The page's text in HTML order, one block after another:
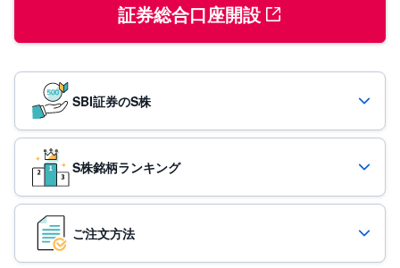
お
せ
投
資
PICK
UP
S
BI
株
オ
プ
ョ
ン一覧
証券総合口座開設
SBI証券のS株
S株銘柄ランキング
ご注文方法